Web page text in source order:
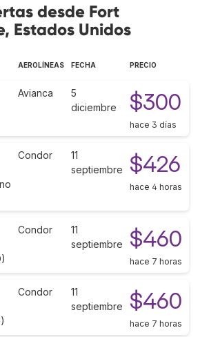
desde Fort
Estados Unidos
AEROLÍNEAS FECHA PRECIO
Avianca
5
diciembre
$300
hace 3 días
Condor
11
septiembre
$426
hace 4 horas
Condor
11
septiembre
$460
hace 7 horas
Condor
11
septiembre
$460
hace 7 horas